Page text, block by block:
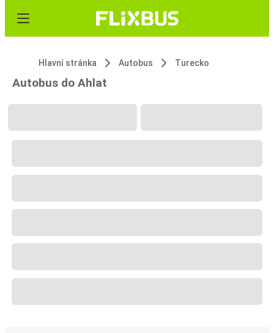
Hlavní stránka Autobus Turecko
Autobus do Ahlat